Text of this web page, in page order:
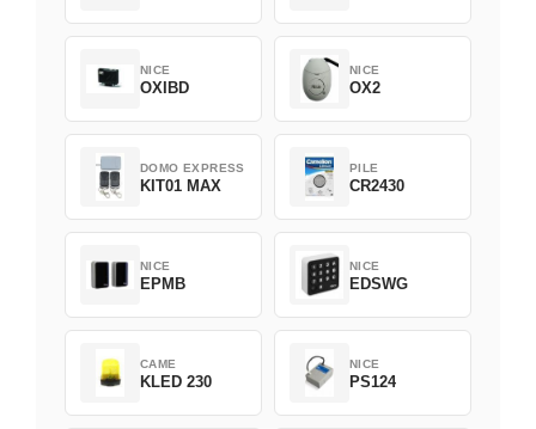
NICE
OXIBD
NICE
OX2
DOMO EXPRESS
KIT01 MAX
PILE
CR2430
NICE
EPMB
NICE
EDSWG
CAME
KLED 230
NICE
PS124